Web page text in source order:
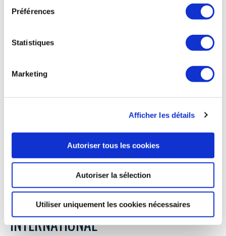
Préférences
Statistiques
Marketing
Afficher les détails
Autoriser tous les cookies
Autoriser la sélection
Utiliser uniquement les cookies nécessaires
mission SIRIUS (Space Based Infra-Red Imager for Urban
Sustainability). Cette mission s'inscrit dans le programme
Terre. La mission SIRIUS vise à observer les villes
européennes depuis l’espace à l’aide de produits de
mesurer la température d’objets distants. Il s’agit de
comprendre comment les îlots de chaleur urbains (ICU)
contribuent à modifier le climat local. L'instrument clé de la
ABC Bourse du 27 juin 2025
INTERNATIONAL